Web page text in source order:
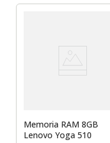
Memoria RAM 8GB
Lenovo Yoga 510